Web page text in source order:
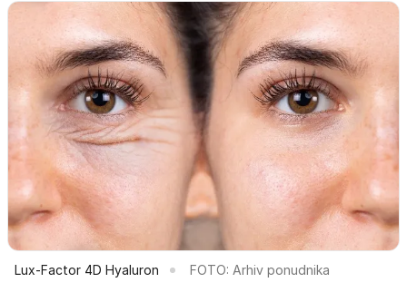
Lux-Factor 4D Hyaluron FOTO: Arhiv ponudnika